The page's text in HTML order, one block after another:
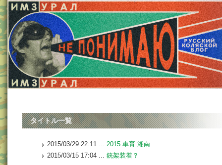
タイトル一覧
2015/03/29 22:11 ... 2015 車育 湘南
2015/03/15 17:04 ... 銃架装着？